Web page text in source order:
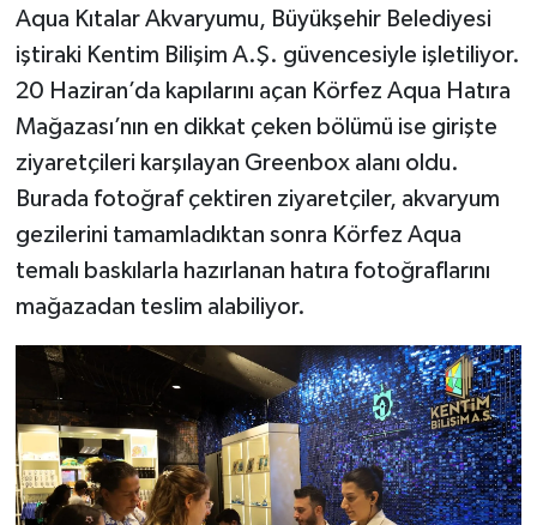
Aqua Kıtalar Akvaryumu, Büyükşehir Belediyesi
iştiraki Kentim Bilişim A.Ş. güvencesiyle işletiliyor.
20 Haziran’da kapılarını açan Körfez Aqua Hatıra
Mağazası’nın en dikkat çeken bölümü ise girişte
ziyaretçileri karşılayan Greenbox alanı oldu.
Burada fotoğraf çektiren ziyaretçiler, akvaryum
gezilerini tamamladıktan sonra Körfez Aqua
temalı baskılarla hazırlanan hatıra fotoğraflarını
mağazadan teslim alabiliyor.